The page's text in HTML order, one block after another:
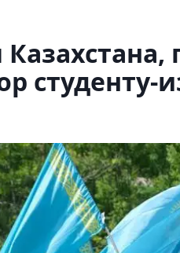
студенту-